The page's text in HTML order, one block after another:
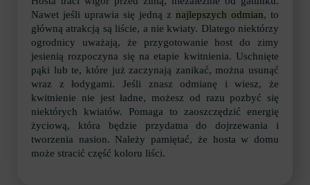
Nawet jeśli uprawia się jedną z najlepszych odmian, to
główną atrakcją są liście, a nie kwiaty. Dlatego niektórzy
ogrodnicy uważają, że przygotowanie host do zimy
jesienią rozpoczyna się na etapie kwitnienia. Uschnięte
pąki lub te, które już zaczynają zanikać, można usunąć
wraz z łodygami. Jeśli znasz odmianę i wiesz, że
kwitnienie nie jest ładne, możesz od razu pozbyć się
niektórych kwiatów. Pomaga to zaoszczędzić energię
życiową, która będzie przydatna do dojrzewania i
tworzenia nasion. Należy pamiętać, że hosta w domu
może stracić część koloru liści.